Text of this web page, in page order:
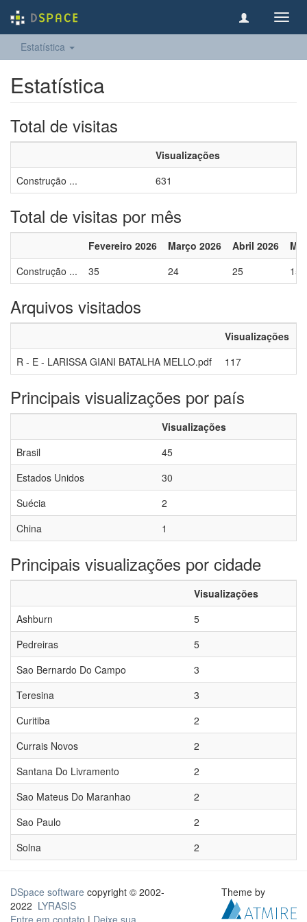
Estatística
Estatística
Total de visitas
Visualizações
Construção ...
631
Total de visitas por mês
Fevereiro 2026 Março 2026 Abril 2026
Construção ...
35 24 25 15
Arquivos visitados
Visualizações
R - E - LARISSA GIANI BATALHA MELLO.pdf
117
Principais visualizações por país
Visualizações
Brasil
45
Estados Unidos
30
Suécia
2
China
1
Principais visualizações por cidade
Visualizações
Ashburn
5
Pedreiras
5
Sao Bernardo Do Campo
3
Teresina
3
Curitiba
2
Currais Novos
2
Santana Do Livramento
2
Sao Mateus Do Maranhao
2
Sao Paulo
2
Solna
2
DSpace software copyright © 2002-
2022 LYRASIS
Entre em contato | Deixe sua
Theme by